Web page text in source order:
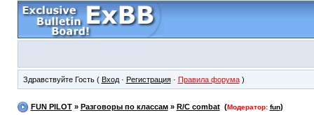
Здравствуйте Гость ( Вход· Регистрация· Правила форума)
FUN PILOT» Разговоры по классам» R/C combat(Модератор: fun)